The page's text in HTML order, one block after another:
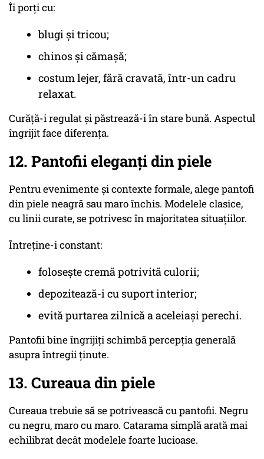
Îi porți cu:
blugi și tricou;
chinos și cămașă;
costum lejer, fără cravată, într-un cadru
relaxat.
Curăță-i regulat și păstrează-i în stare bună. Aspectul
îngrijit face diferența.
12. Pantofii eleganți din piele
Pentru evenimente și contexte formale, alege pantofi
din piele neagră sau maro închis. Modelele clasice,
cu linii curate, se potrivesc în majoritatea situațiilor.
Întreține-i constant:
folosește cremă potrivită culorii;
depozitează-i cu suport interior;
evită purtarea zilnică a aceleiași perechi.
Pantofii bine îngrijiți schimbă percepția generală
asupra întregii ținute.
13. Cureaua din piele
Cureaua trebuie să se potrivească cu pantofii. Negru
cu negru, maro cu maro. Catarama simplă arată mai
echilibrat decât modelele foarte lucioase.